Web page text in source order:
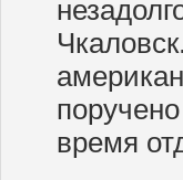
время